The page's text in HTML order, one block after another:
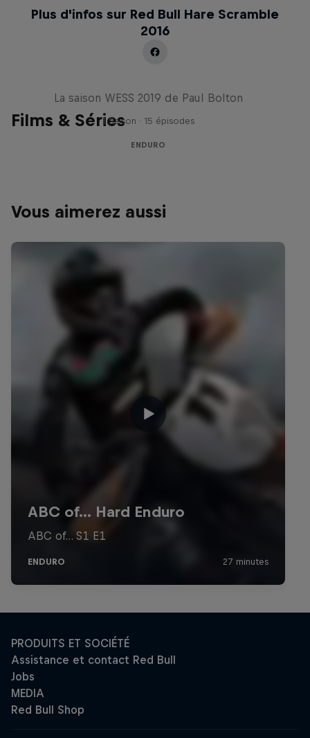
Plus d'infos sur Red Bull Hare Scramble
2016
Films & Séries
La saison WESS 2019 de Paul Bolton
1 Saison · 15 épisodes
ENDURO
Vous aimerez aussi